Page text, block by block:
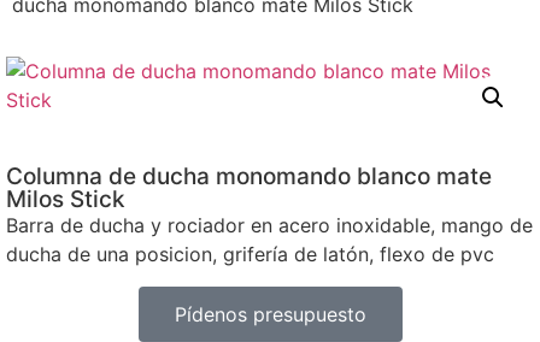
ducha monomando blanco mate Milos Stick
Columna de ducha monomando blanco mate
Milos Stick
Barra de ducha y rociador en acero inoxidable, mango de
ducha de una posicion, grifería de latón, flexo de pvc
Pídenos presupuesto